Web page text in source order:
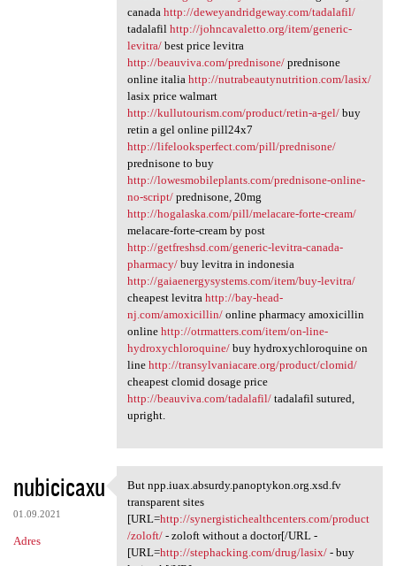
canada http://deweyandridgeway.com/tadalafil/
tadalafil http://johncavaletto.org/item/generic-
levitra/best price levitra
http://beauviva.com/prednisone/prednisone
online italia http://nutrabeautynutrition.com/lasix/
lasix price walmart
http://kullutourism.com/product/retin-a-gel/buy
retin a gel online pill24x7
http://lifelooksperfect.com/pill/prednisone/
prednisone to buy
http://lowesmobileplants.com/prednisone-online-
no-script/prednisone, 20mg
http://hogalaska.com/pill/melacare-forte-cream/
melacare-forte-cream by post
http://getfreshsd.com/generic-levitra-canada-
pharmacy/buy levitra in indonesia
http://gaiaenergysystems.com/item/buy-levitra/
cheapest levitra http://bay-head-
nj.com/amoxicillin/online pharmacy amoxicillin
online http://otrmatters.com/item/on-line-
hydroxychloroquine/buy hydroxychloroquine on
line http://transylvaniacare.org/product/clomid/
cheapest clomid dosage price
http://beauviva.com/tadalafil/tadalafil sutured,
upright.
nubicicaxu
01.09.2021
Adres
But npp.iuax.absurdy
But npp.iuax.absurdy.panoptykon.org.xsd.fv
transparent sites
[URL=http://synergistichealthcenters.com/product
/zoloft/- zoloft without a doctor[/URL -
[URL=http://stephacking.com/drug/lasix/- buy